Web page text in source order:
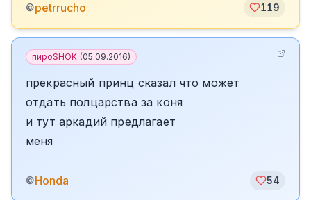
©petrrucho 119
пироSHOK (05.09.2016)
прекрасный принц сказал что может
отдать полцарства за коня
и тут аркадий предлагает
меня
©Honda 54